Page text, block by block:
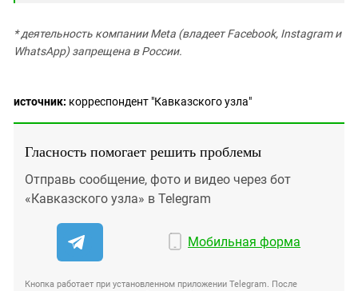
* деятельность компании Meta (владеет Facebook, Instagram и
WhatsApp) запрещена в России.
источник: корреспондент "Кавказского узла"
Гласность помогает решить проблемы
Отправь сообщение, фото и видео через бот
«Кавказского узла» в Telegram
Мобильная форма
Кнопка работает при установленном приложении Telegram. После